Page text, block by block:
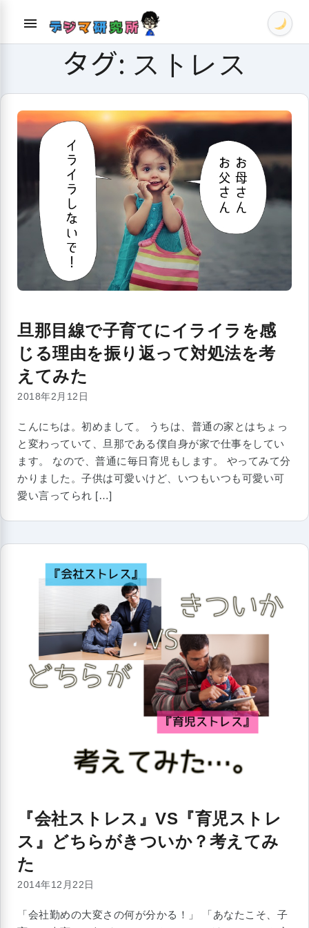
menu
タグ: ストレス
旦那目線で子育てにイライラを感
じる理由を振り返って対処法を考
えてみた
2018年2月12日
こんにちは。初めまして。 うちは、普通の家とはちょっ
と変わっていて、旦那である僕自身が家で仕事をしてい
ます。 なので、普通に毎日育児もします。 やってみて分
かりました。子供は可愛いけど、いつもいつも可愛い可
愛い言ってられ […]
『会社ストレス』VS『育児ストレ
ス』どちらがきついか？考えてみ
た
2014年12月22日
「会社勤めの大変さの何が分かる！」 「あなたこそ、子